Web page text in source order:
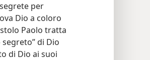
per
Dio a coloro
Paolo tratta
segreto” di Dio
di Dio ai suoi